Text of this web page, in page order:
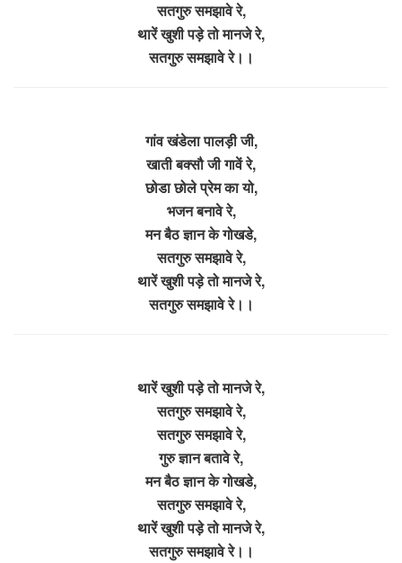
सतगुरु समझावे रे,
थारें खुशी पड़े तो मानजे रे,
सतगुरु समझावे रे।।
गांव खंडेला पालड़ी जी,
खाती बक्सौ जी गावें रे,
छोडा छोले प्रेम का यो,
भजन बनावे रे,
मन बैठ ज्ञान के गोखडे,
सतगुरु समझावे रे,
थारें खुशी पड़े तो मानजे रे,
सतगुरु समझावे रे।।
थारें खुशी पड़े तो मानजे रे,
सतगुरु समझावे रे,
सतगुरु समझावे रे,
गुरु ज्ञान बतावे रे,
मन बैठ ज्ञान के गोखडे,
सतगुरु समझावे रे,
थारें खुशी पड़े तो मानजे रे,
सतगुरु समझावे रे।।